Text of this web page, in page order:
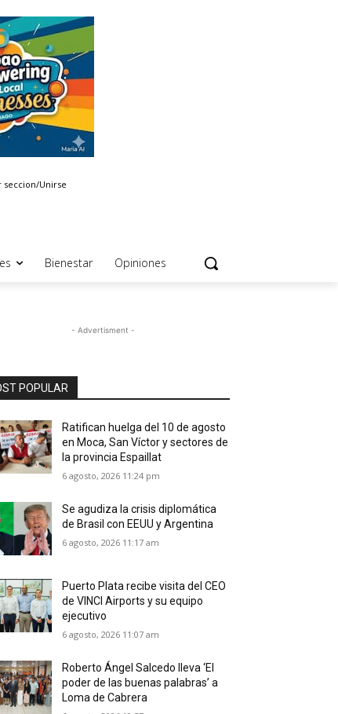
seccion/Unirse
Bienestar Opiniones
- Advertisment -
POPULAR
Ratifican huelga del 10 de agosto
en Moca, San Víctor y sectores de
la provincia Espaillat
6 agosto, 2026 11:24 pm
Se agudiza la crisis diplomática
de Brasil con EEUU y Argentina
6 agosto, 2026 11:17 am
Puerto Plata recibe visita del CEO
de VINCI Airports y su equipo
ejecutivo
6 agosto, 2026 11:07 am
Roberto Ángel Salcedo lleva ‘El
poder de las buenas palabras’ a
Loma de Cabrera